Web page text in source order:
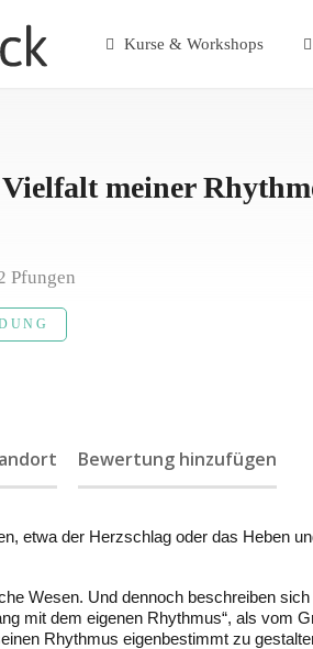
Kurse & Workshops
meiner
Pfungen
Bewertung hinzufügen
etwa der Herzschlag oder das Heben
Wesen. Und dennoch beschreiben
mit dem eigenen Rhythmus“, als vom
Rhythmus eigenbestimmt zu